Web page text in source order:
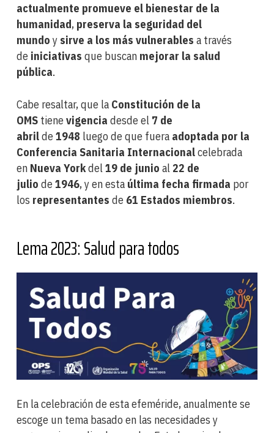
actualmente promueve el bienestar de la
humanidad, preserva la seguridad del
mundo y sirve a los más vulnerables a través
de iniciativas que buscan mejorar la salud
pública.
Cabe resaltar, que la Constitución de la
OMS tienevigencia desde el 7 de
abrilde1948 luego de que fuera adoptada por la
Conferencia Sanitaria Internacionalcelebrada
en Nueva Yorkdel19 de junio al 22 de
julio de1946, y en esta última fecha firmada por
los representantes de 61 Estados miembros.
Lema 2023: Salud para todos
En la celebración de esta efeméride, anualmente se
escoge un tema basado en las necesidades y